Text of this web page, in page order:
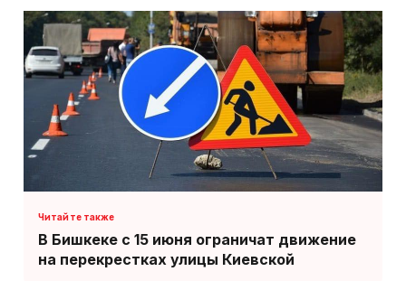
В Бишкеке с 15 июня ограничат движение
на перекрестках улицы Киевской